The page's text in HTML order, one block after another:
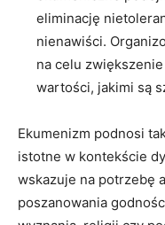
eliminację‌
nienawiści.
na celu
wartości, jakimi są
Ekumenizm podnosi
istotne w kontekście
wskazuje na potrzebę
poszanowania